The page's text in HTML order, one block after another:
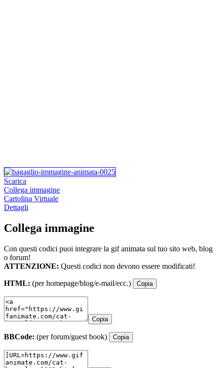
Scarica
Collega immagine
Cartolina Virtuale
Dettagli
Collega immagine
Con questi codici puoi integrare la gif animata sul tuo sito web, blog
o forum!
ATTENZIONE: Questi codici non devono essere modificati!
HTML: (per homepage/blog/e-mail/ecc.) Copia
Copia
BBCode: (per forum/guest book) Copia